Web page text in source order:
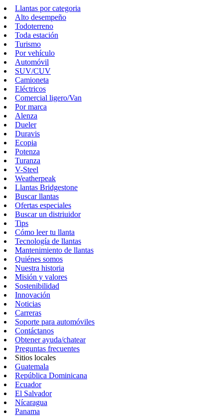
Llantas por categoria
Alto desempeño
Todoterreno
Toda estación
Turismo
Por vehículo
Automóvil
SUV/CUV
Camioneta
Eléctricos
Comercial ligero/Van
Por marca
Alenza
Dueler
Duravis
Ecopia
Potenza
Turanza
V-Steel
Weatherpeak
Llantas Bridgestone
Buscar llantas
Ofertas especiales
Buscar un distriuidor
Tips
Cómo leer tu llanta
Tecnología de llantas
Mantenimiento de llantas
Quiénes somos
Nuestra historia
Misión y valores
Sostenibilidad
Innovación
Noticias
Carreras
Soporte para automóviles
Contáctanos
Obtener ayuda/chatear
Preguntas frecuentes
Sitios locales
Guatemala
República Dominicana
Ecuador
El Salvador
Nícaragua
Panama